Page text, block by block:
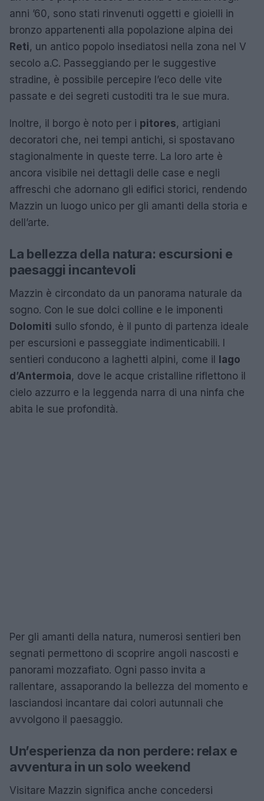
anni ’60, sono stati rinvenuti oggetti e gioielli in
bronzo appartenenti alla popolazione alpina dei
Reti, un antico popolo insediatosi nella zona nel V
secolo a.C. Passeggiando per le suggestive
stradine, è possibile percepire l’eco delle vite
passate e dei segreti custoditi tra le sue mura.
Inoltre, il borgo è noto per i pitores, artigiani
decoratori che, nei tempi antichi, si spostavano
stagionalmente in queste terre. La loro arte è
ancora visibile nei dettagli delle case e negli
affreschi che adornano gli edifici storici, rendendo
Mazzin un luogo unico per gli amanti della storia e
dell’arte.
La bellezza della natura: escursioni e
paesaggi incantevoli
Mazzin è circondato da un panorama naturale da
sogno. Con le sue dolci colline e le imponenti
Dolomiti sullo sfondo, è il punto di partenza ideale
per escursioni e passeggiate indimenticabili. I
sentieri conducono a laghetti alpini, come il lago
d’Antermoia, dove le acque cristalline riflettono il
cielo azzurro e la leggenda narra di una ninfa che
abita le sue profondità.
Per gli amanti della natura, numerosi sentieri ben
segnati permettono di scoprire angoli nascosti e
panorami mozzafiato. Ogni passo invita a
rallentare, assaporando la bellezza del momento e
lasciandosi incantare dai colori autunnali che
avvolgono il paesaggio.
Un’esperienza da non perdere: relax e
avventura in un solo weekend
Visitare Mazzin significa anche concedersi